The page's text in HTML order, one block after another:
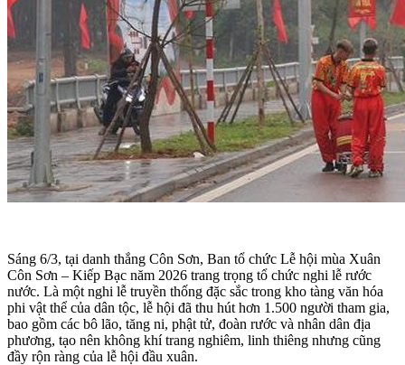
Sáng 6/3, tại danh thắng Côn Sơn, Ban tổ chức Lễ hội mùa Xuân
Côn Sơn – Kiếp Bạc năm 2026 trang trọng tổ chức nghi lễ rước
nước. Là một nghi lễ truyền thống đặc sắc trong kho tàng văn hóa
phi vật thể của dân tộc, lễ hội đã thu hút hơn 1.500 người tham gia,
bao gồm các bô lão, tăng ni, phật tử, đoàn rước và nhân dân địa
phương, tạo nên không khí trang nghiêm, linh thiêng nhưng cũng
đầy rộn ràng của lễ hội đầu xuân.